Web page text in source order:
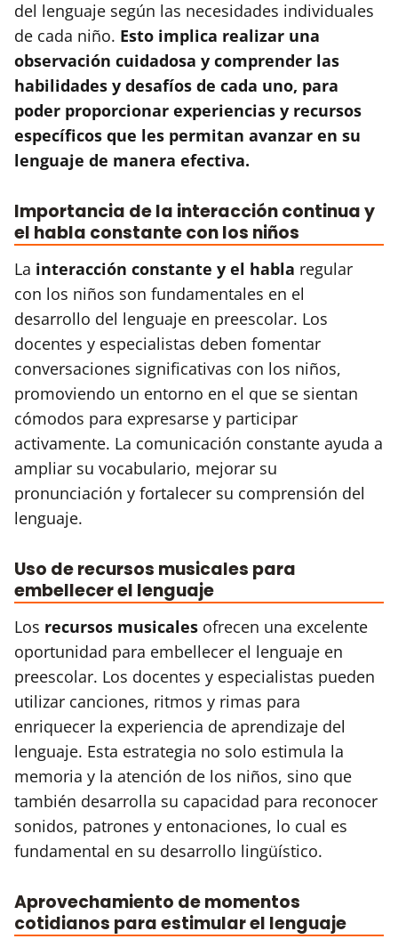
del lenguaje según las necesidades individuales
de cada niño. Esto implica realizar una
observación cuidadosa y comprender las
habilidades y desafíos de cada uno, para
poder proporcionar experiencias y recursos
específicos que les permitan avanzar en su
lenguaje de manera efectiva.
Importancia de la interacción continua y
el habla constante con los niños
La interacción constante y el habla regular
con los niños son fundamentales en el
desarrollo del lenguaje en preescolar. Los
docentes y especialistas deben fomentar
conversaciones significativas con los niños,
promoviendo un entorno en el que se sientan
cómodos para expresarse y participar
activamente. La comunicación constante ayuda a
ampliar su vocabulario, mejorar su
pronunciación y fortalecer su comprensión del
lenguaje.
Uso de recursos musicales para
embellecer el lenguaje
Los recursos musicales ofrecen una excelente
oportunidad para embellecer el lenguaje en
preescolar. Los docentes y especialistas pueden
utilizar canciones, ritmos y rimas para
enriquecer la experiencia de aprendizaje del
lenguaje. Esta estrategia no solo estimula la
memoria y la atención de los niños, sino que
también desarrolla su capacidad para reconocer
sonidos, patrones y entonaciones, lo cual es
fundamental en su desarrollo lingüístico.
Aprovechamiento de momentos
cotidianos para estimular el lenguaje